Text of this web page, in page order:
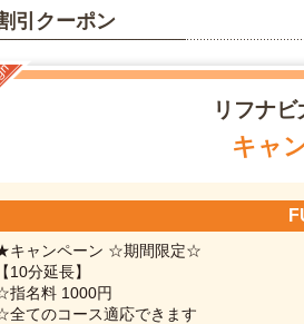
引クーポン
リフナビ
キャ
キャンペーン ☆期間限定☆
【10分延長】
指名料 1000円
全てのコース適応できます